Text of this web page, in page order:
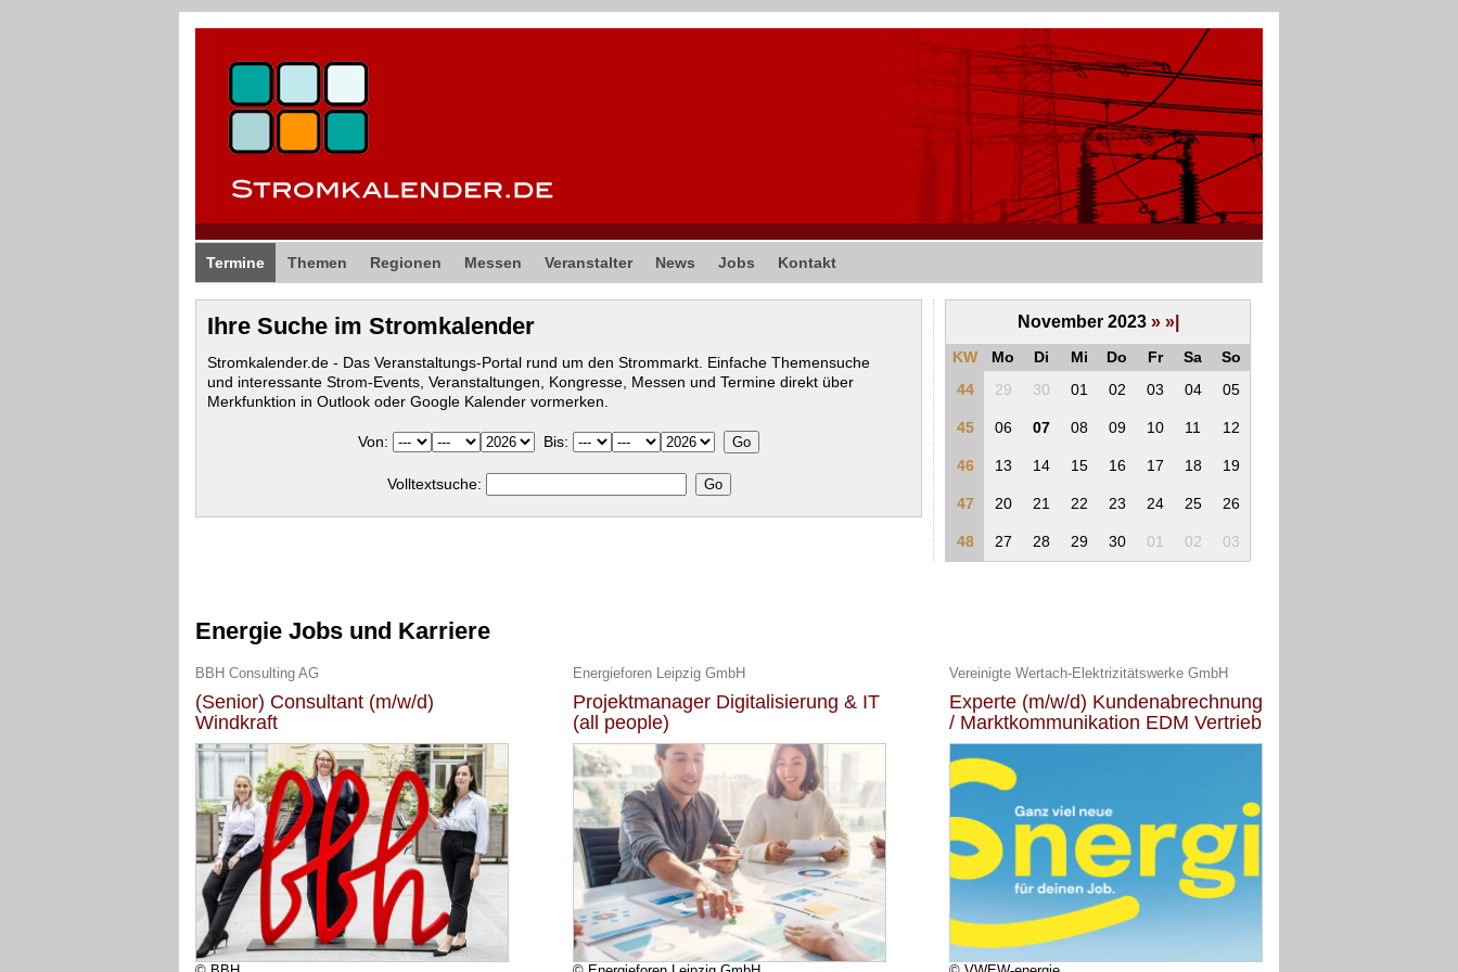
Termine Themen Regionen Messen Veranstalter News Jobs Kontakt
Ihre Suche im Stromkalender
Stromkalender.de - Das Veranstaltungs-Portal rund um den Strommarkt. Einfache Themensuche
und interessante Strom-Events, Veranstaltungen, Kongresse, Messen und Termine direkt über
Merkfunktion in Outlook oder Google Kalender vormerken.
Von: Bis:
Volltextsuche:
November 2023 » »|
KW Mo Di Mi Do Fr Sa
So
44
29 30 01 02 03 04 05
45 06 07 08 09 10 11 12
46 13 14 15 16 17 18 19
47 20 21 22 23 24 25 26
48 27 28 29 30 01 02 03
Energie Jobs und Karriere
BBH Consulting AG
(Senior) Consultant (m/w/d)
Windkraft
Energieforen Leipzig GmbH
Projektmanager Digitalisierung & IT
(all people)
Vereinigte Wertach-Elektrizitätswerke GmbH
Experte (m/w/d) Kundenabrechnung
/ Marktkommunikation EDM Vertrieb